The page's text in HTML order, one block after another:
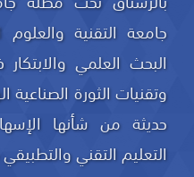
جامعة التقنية
البحث العلمي
وتقنيات الثورة الصناعية
حديثة من شأنها
التعليم التقني